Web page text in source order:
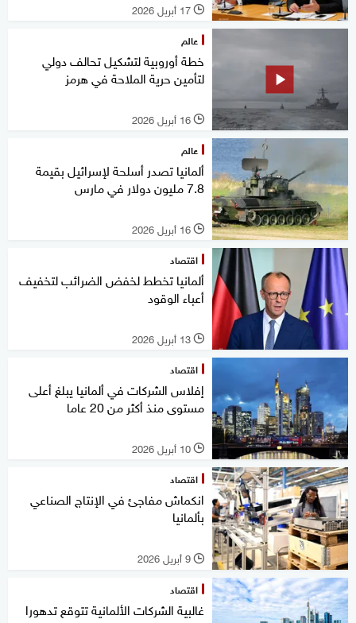
l 17 أبريل 2026
عالم
خطة أوروبية لتشكيل تحالف دولي
لتأمين حرية الملاحة في هرمز
l 16 أبريل 2026
عالم
ألمانيا تصدر أسلحة لإسرائيل بقيمة
7.8 مليون دولار في مارس
l 16 أبريل 2026
اقتصاد
ألمانيا تخطط لخفض الضرائب لتخفيف
أعباء الوقود
l 13 أبريل 2026
اقتصاد
إفلاس الشركات في ألمانيا يبلغ أعلى
مستوى منذ أكثر من 20 عاما
l 10 أبريل 2026
اقتصاد
انكماش مفاجئ في الإنتاج الصناعي
بألمانيا
l 9 أبريل 2026
اقتصاد
غالبية الشركات الألمانية تتوقع تدهورا